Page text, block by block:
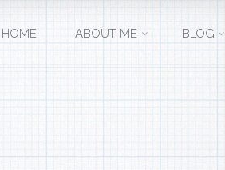
テ
HOME ABOUT ME BLOG